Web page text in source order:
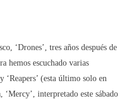
‘Drones’, tres años después de
hemos escuchado varias
‘Reapers’ (esta último solo en
interpretado este sábado